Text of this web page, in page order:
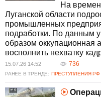
На
Луганской области
промышленных
подработки. По данным
образом оккупационная
восполнить нехватку
15.07.26 14:52 736
РАНЕЕ В ТРЕНДЕ: ПРЕСТУПЛЕНИЯ РФ